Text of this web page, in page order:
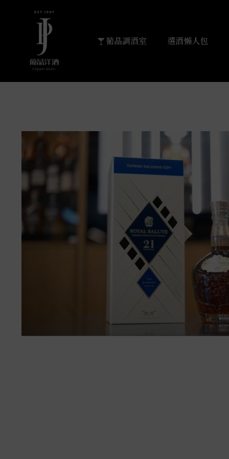
葡晶調酒室 選酒懶人包